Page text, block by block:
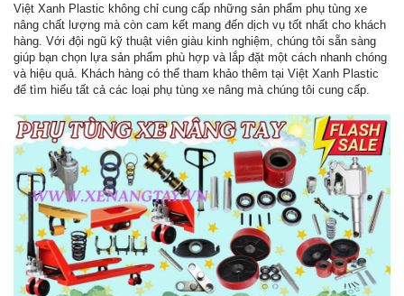
Việt Xanh Plastic không chỉ cung cấp những sản phẩm phụ tùng xe
nâng chất lượng mà còn cam kết mang đến dịch vụ tốt nhất cho khách
hàng. Với đội ngũ kỹ thuật viên giàu kinh nghiệm, chúng tôi sẵn sàng
giúp bạn chọn lựa sản phẩm phù hợp và lắp đặt một cách nhanh chóng
và hiệu quả. Khách hàng có thể tham khảo thêm tại Việt Xanh Plastic
để tìm hiểu tất cả các loại phụ tùng xe nâng mà chúng tôi cung cấp.